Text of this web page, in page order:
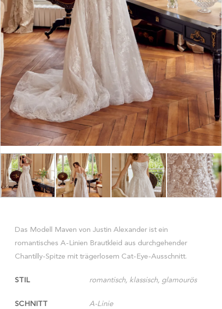
Das Modell Maven von Justin Alexander ist ein
romantisches A-Linien Brautkleid aus durchgehender
Chantilly-Spitze mit trägerlosem Cat-Eye-Ausschnitt.
STIL romantisch, klassisch, glamourös
SCHNITT A-Linie